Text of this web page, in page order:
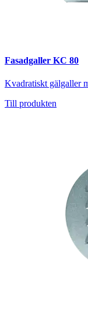
Fasadgaller KC 80
Kvadratiskt gälgaller
Till produkten